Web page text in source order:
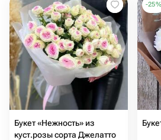
Букет «Нежность» из
куст.розы сорта Джелатто
-25%